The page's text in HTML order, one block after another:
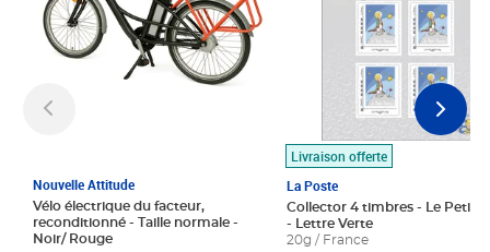
Nouvelle Attitude
Vélo électrique du facteur,
reconditionné - Taille normale -
Noir/ Rouge
Livraison offerte
La Poste
Collector 4 timbres - Le Petit
- Lettre Verte
20g / France